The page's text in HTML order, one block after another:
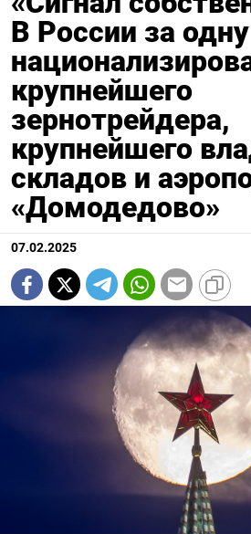
В России за
крупнейшего
зернотрейдера,
крупнейшего
складов и
«Домодедово»
07.02.2025